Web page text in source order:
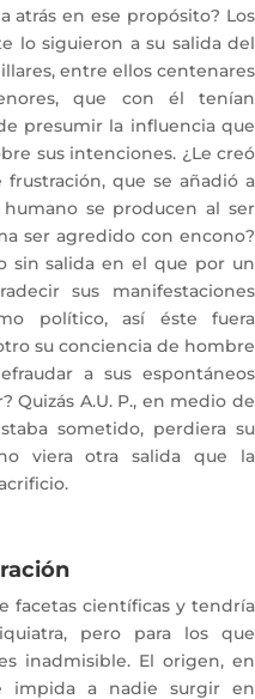
atrás en ese propósito? Los
lo siguieron a su salida del
entre ellos centenares
que con él tenían
presumir la influencia que
sus intenciones. ¿Le creó
que se añadió a
se producen al ser
ser agredido con encono?
sin salida en el que por un
sus manifestaciones
político, así éste fuera
su conciencia de hombre
a sus espontáneos
Quizás A.U. P., en medio de
sometido, perdiera su
viera otra salida que la
facetas científicas y tendría
pero para los que
inadmisible. El origen, en
impida a nadie surgir en